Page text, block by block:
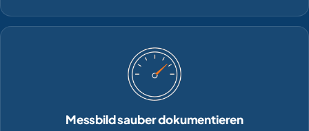
Messbild sauber dokumentieren